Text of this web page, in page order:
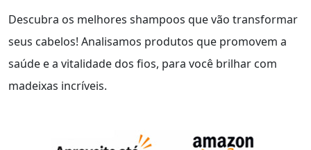
Descubra os melhores shampoos que vão transformar
seus cabelos! Analisamos produtos que promovem a
saúde e a vitalidade dos fios, para você brilhar com
madeixas incríveis.